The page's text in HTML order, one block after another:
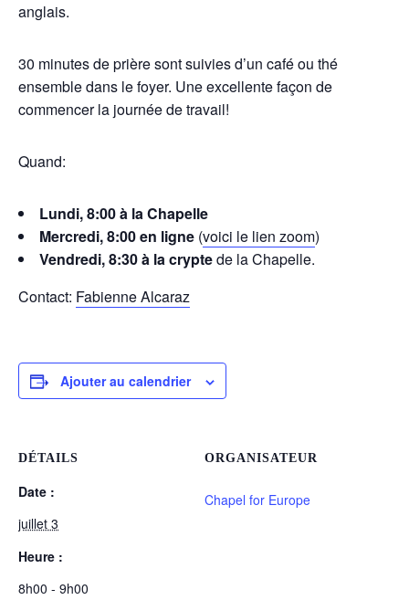
anglais.
30 minutes de prière sont suivies d’un café ou thé
ensemble dans le foyer. Une excellente façon de
commencer la journée de travail!
Quand:
Lundi, 8:00 à la Chapelle
Mercredi, 8:00 en ligne (voici le lien zoom)
Vendredi, 8:30 à la cryptede la Chapelle.
Contact: Fabienne Alcaraz
Ajouter au calendrier
DÉTAILS
Date :
juillet 3
Heure :
8h00 - 9h00
ORGANISATEUR
Chapel for Europe